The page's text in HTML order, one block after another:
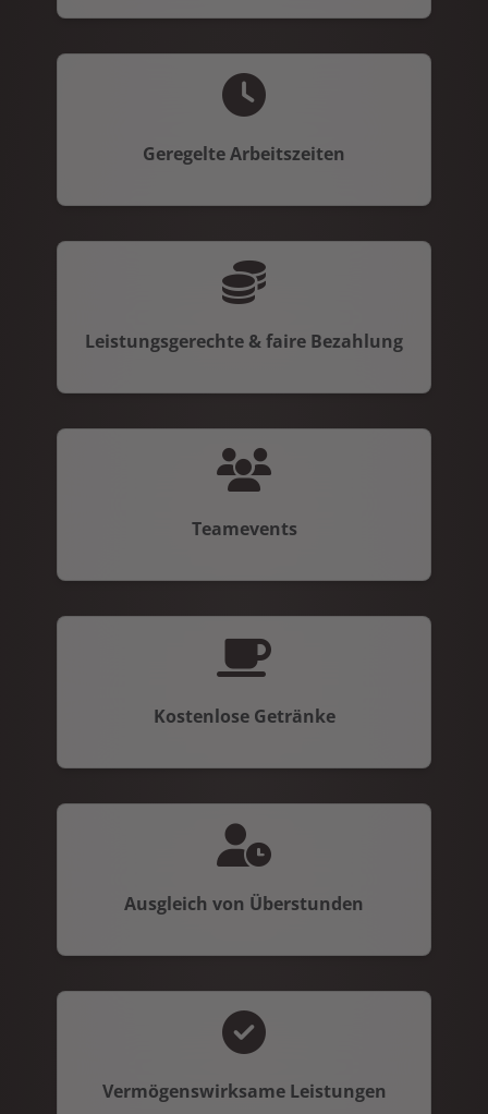
Geregelte Arbeitszeiten
Leistungsgerechte & faire Bezahlung
Teamevents
Kostenlose Getränke
Ausgleich von Überstunden
Vermögenswirksame Leistungen